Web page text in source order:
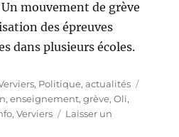
mouvement de grève
des épreuves
dans plusieurs écoles.
, Politique, actualités
,enseignement,grève,Oli,
,Verviers
Laisser un